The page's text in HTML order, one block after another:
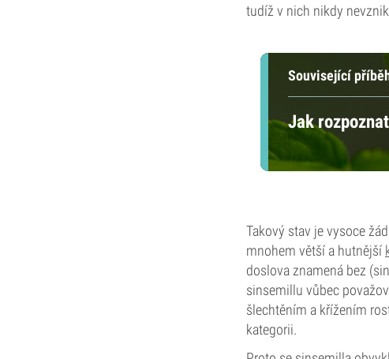
tudíž v nich nikdy
Související
Jak
Takový stav je vysoce
mnohem větší a hutnější
doslova znamená bez
sinsemillu vůbec
šlechtěním a křížením
kategorii.